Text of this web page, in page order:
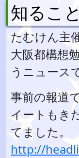
知るこ
たむけん主
大阪都構想
うニュース
事前の報道
イートもき
てました。
http://